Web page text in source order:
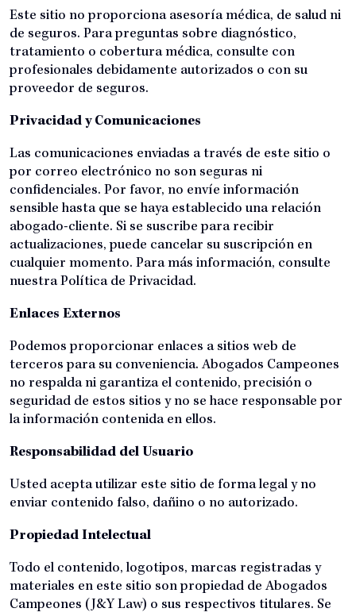
Este sitio no proporciona asesoría médica, de salud ni
de seguros. Para preguntas sobre diagnóstico,
tratamiento o cobertura médica, consulte con
profesionales debidamente autorizados o con su
proveedor de seguros.
Privacidad y Comunicaciones
Las comunicaciones enviadas a través de este sitio o
por correo electrónico no son seguras ni
confidenciales. Por favor, no envíe información
sensible hasta que se haya establecido una relación
abogado-cliente. Si se suscribe para recibir
actualizaciones, puede cancelar su suscripción en
cualquier momento. Para más información, consulte
nuestra Política de Privacidad.
Enlaces Externos
Podemos proporcionar enlaces a sitios web de
terceros para su conveniencia. Abogados Campeones
no respalda ni garantiza el contenido, precisión o
seguridad de estos sitios y no se hace responsable por
la información contenida en ellos.
Responsabilidad del Usuario
Usted acepta utilizar este sitio de forma legal y no
enviar contenido falso, dañino o no autorizado.
Propiedad Intelectual
Todo el contenido, logotipos, marcas registradas y
materiales en este sitio son propiedad de Abogados
Campeones (J&Y Law) o sus respectivos titulares. Se